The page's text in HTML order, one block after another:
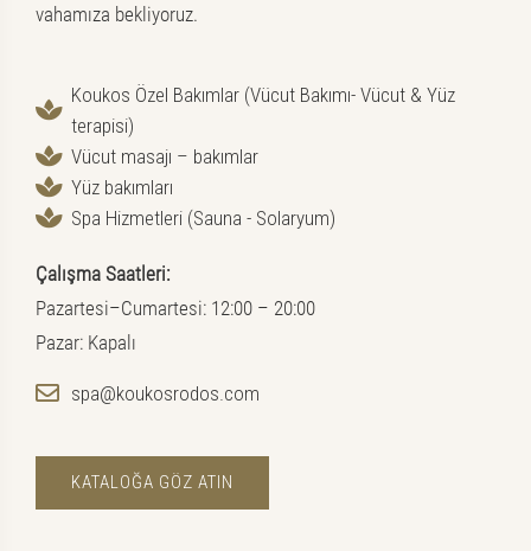
vahamıza bekliyoruz.
Koukos Özel Bakımlar (Vücut Bakımı- Vücut & Yüz
terapisi)
Vücut masajı – bakımlar
Yüz bakımları
Spa Hizmetleri (Sauna - Solaryum)
Çalışma Saatleri:
Pazartesi–Cumartesi: 12:00 – 20:00
Pazar: Kapalı
spa@koukosrodos.com
KATALOĞA GÖZ ATIN